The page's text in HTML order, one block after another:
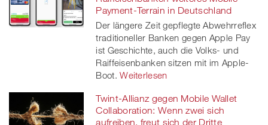
Payment-Terrain in Deutschland
Der längere Zeit gepflegte Abwehrreflex
traditioneller Banken gegen Apple Pay
ist Geschichte, auch die Volks- und
Raiffeisenbanken sitzen mit im Apple-
Boot. Weiterlesen
Twint-Allianz gegen Mobile Wallet
Collaboration: Wenn zwei sich
aufreiben, freut sich der Dritte